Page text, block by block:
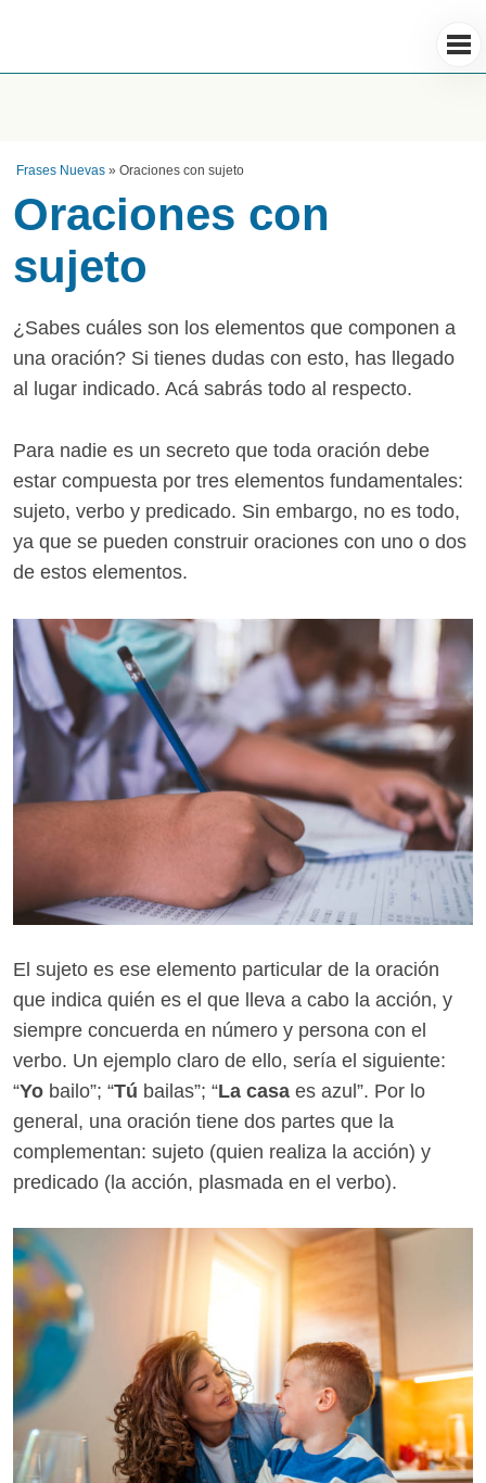
Frases Nuevas » Oraciones con sujeto
Oraciones con
sujeto
¿Sabes cuáles son los elementos que componen a
una oración? Si tienes dudas con esto, has llegado
al lugar indicado. Acá sabrás todo al respecto.
Para nadie es un secreto que toda oración debe
estar compuesta por tres elementos fundamentales:
sujeto, verbo y predicado. Sin embargo, no es todo,
ya que se pueden construir oraciones con uno o dos
de estos elementos.
El sujeto es ese elemento particular de la oración
que indica quién es el que lleva a cabo la acción, y
siempre concuerda en número y persona con el
verbo. Un ejemplo claro de ello, sería el siguiente:
“Yo bailo”; “Tú bailas”; “La casa es azul”. Por lo
general, una oración tiene dos partes que la
complementan: sujeto (quien realiza la acción) y
predicado (la acción, plasmada en el verbo).